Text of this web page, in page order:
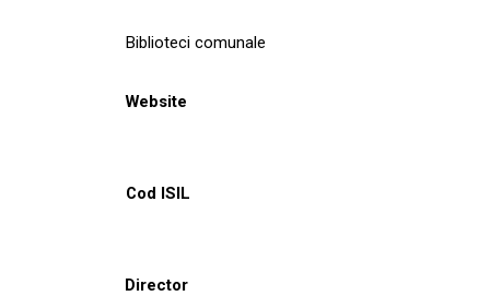
NOUTĂȚI
Biblioteci comunale
Website
Cod ISIL
Director